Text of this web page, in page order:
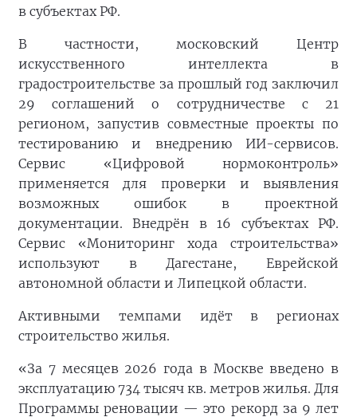
в субъектах РФ.
В частности, московский Центр
искусственного интеллекта в
градостроительстве за прошлый год заключил
29 соглашений о сотрудничестве с 21
регионом, запустив совместные проекты по
тестированию и внедрению ИИ-сервисов.
Сервис «Цифровой нормоконтроль»
применяется для проверки и выявления
возможных ошибок в проектной
документации. Внедрён в 16 субъектах РФ.
Сервис «Мониторинг хода строительства»
используют в Дагестане, Еврейской
автономной области и Липецкой области.
Активными темпами идёт в регионах
строительство жилья.
«За 7 месяцев 2026 года в Москве введено в
эксплуатацию 734 тысяч кв. метров жилья. Для
Программы реновации — это рекорд за 9 лет